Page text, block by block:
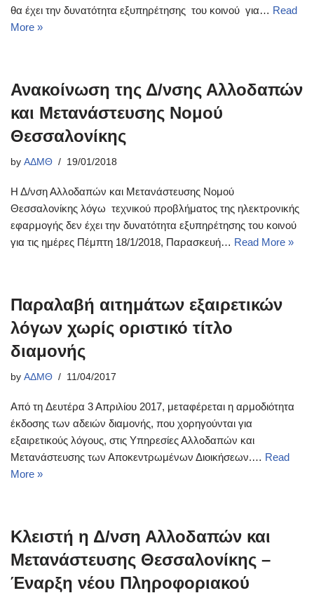
θα έχει την δυνατότητα εξυπηρέτησης του κοινού για… Read
More »
Ανακοίνωση της Δ/νσης Αλλοδαπών
και Μετανάστευσης Νομού
Θεσσαλονίκης
by ΑΔΜΘ 19/01/2018
Η Δ/νση Αλλοδαπών και Μετανάστευσης Νομού
Θεσσαλονίκης λόγω τεχνικού προβλήματος της ηλεκτρονικής
εφαρμογής δεν έχει την δυνατότητα εξυπηρέτησης του κοινού
για τις ημέρες Πέμπτη 18/1/2018, Παρασκευή… Read More »
Παραλαβή αιτημάτων εξαιρετικών
λόγων χωρίς οριστικό τίτλο
διαμονής
by ΑΔΜΘ 11/04/2017
Από τη Δευτέρα 3 Απριλίου 2017, μεταφέρεται η αρμοδιότητα
έκδοσης των αδειών διαμονής, που χορηγούνται για
εξαιρετικούς λόγους, στις Υπηρεσίες Αλλοδαπών και
Μετανάστευσης των Αποκεντρωμένων Διοικήσεων.… Read
More »
Κλειστή η Δ/νση Αλλοδαπών και
Μετανάστευσης Θεσσαλονίκης –
Έναρξη νέου Πληροφοριακού